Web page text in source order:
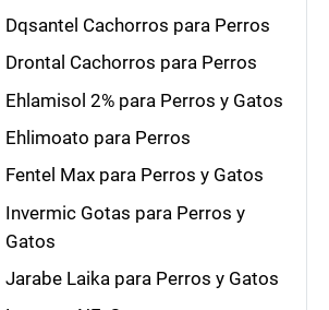
Dqsantel Cachorros para Perros
Drontal Cachorros para Perros
Ehlamisol 2% para Perros y Gatos
Ehlimoato para Perros
Fentel Max para Perros y Gatos
Invermic Gotas para Perros y
Gatos
Jarabe Laika para Perros y Gatos